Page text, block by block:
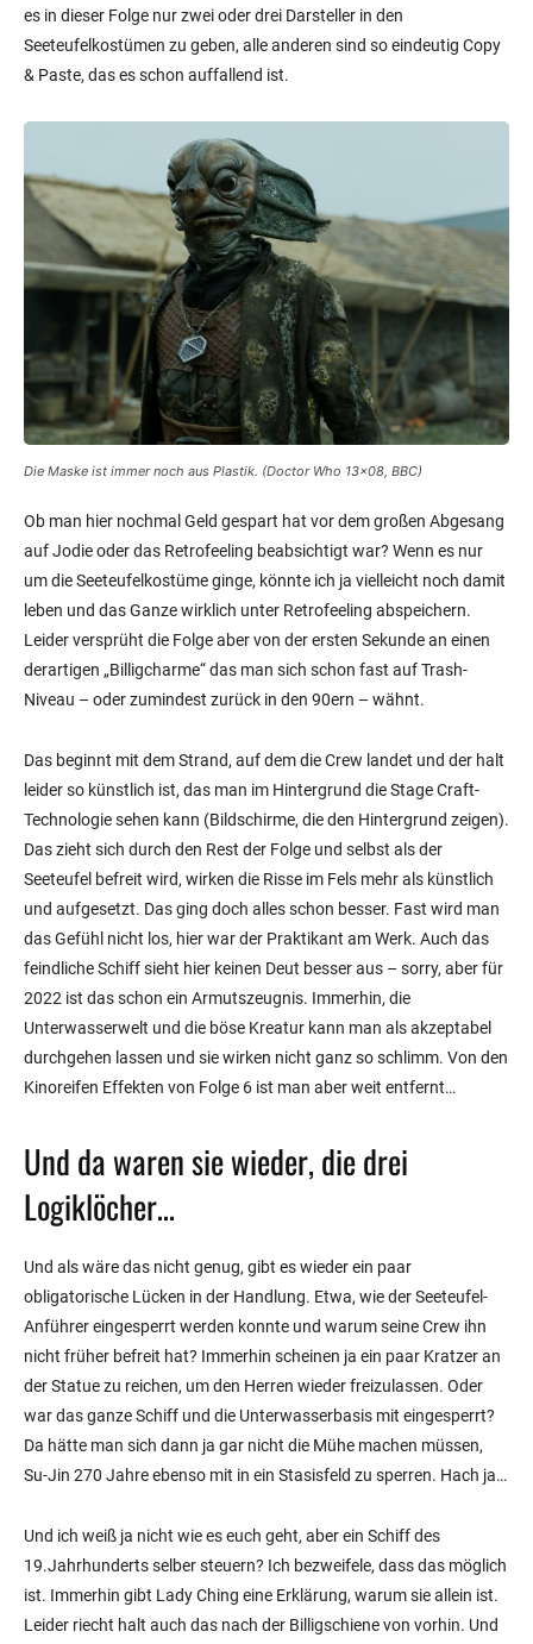
es in dieser Folge nur zwei oder drei Darsteller in den
Seeteufelkostümen zu geben, alle anderen sind so eindeutig Copy
& Paste, das es schon auffallend ist.
Die Maske ist immer noch aus Plastik. (Doctor Who 13×08, BBC)
Ob man hier nochmal Geld gespart hat vor dem großen Abgesang
auf Jodie oder das Retrofeeling beabsichtigt war? Wenn es nur
um die Seeteufelkostüme ginge, könnte ich ja vielleicht noch damit
leben und das Ganze wirklich unter Retrofeeling abspeichern.
Leider versprüht die Folge aber von der ersten Sekunde an einen
derartigen „Billigcharme“ das man sich schon fast auf Trash-
Niveau – oder zumindest zurück in den 90ern – wähnt.
Das beginnt mit dem Strand, auf dem die Crew landet und der halt
leider so künstlich ist, das man im Hintergrund die Stage Craft-
Technologie sehen kann (Bildschirme, die den Hintergrund zeigen).
Das zieht sich durch den Rest der Folge und selbst als der
Seeteufel befreit wird, wirken die Risse im Fels mehr als künstlich
und aufgesetzt. Das ging doch alles schon besser. Fast wird man
das Gefühl nicht los, hier war der Praktikant am Werk. Auch das
feindliche Schiff sieht hier keinen Deut besser aus – sorry, aber für
2022 ist das schon ein Armutszeugnis. Immerhin, die
Unterwasserwelt und die böse Kreatur kann man als akzeptabel
durchgehen lassen und sie wirken nicht ganz so schlimm. Von den
Kinoreifen Effekten von Folge 6 ist man aber weit entfernt…
Und da waren sie wieder, die drei
Logiklöcher…
Und als wäre das nicht genug, gibt es wieder ein paar
obligatorische Lücken in der Handlung. Etwa, wie der Seeteufel-
Anführer eingesperrt werden konnte und warum seine Crew ihn
nicht früher befreit hat? Immerhin scheinen ja ein paar Kratzer an
der Statue zu reichen, um den Herren wieder freizulassen. Oder
war das ganze Schiff und die Unterwasserbasis mit eingesperrt?
Da hätte man sich dann ja gar nicht die Mühe machen müssen,
Su-Jin 270 Jahre ebenso mit in ein Stasisfeld zu sperren. Hach ja…
Und ich weiß ja nicht wie es euch geht, aber ein Schiff des
19.Jahrhunderts selber steuern? Ich bezweifele, dass das möglich
ist. Immerhin gibt Lady Ching eine Erklärung, warum sie allein ist.
Leider riecht halt auch das nach der Billigschiene von vorhin. Und